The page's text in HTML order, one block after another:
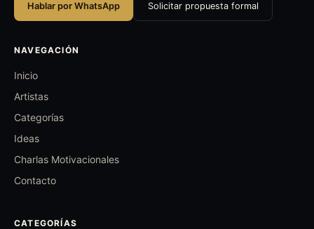
Hablar por WhatsApp Solicitar propuesta formal
NAVEGACIÓN
Inicio
Artistas
Categorías
Ideas
Charlas Motivacionales
Contacto
CATEGORÍAS